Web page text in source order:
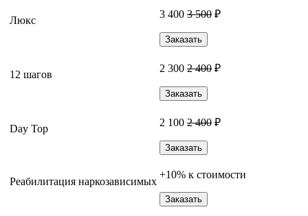
Люкс
3 400 3 500 ₽
Заказать
12 шагов
2 300 2 400 ₽
Заказать
Day Top
2 100 2 400 ₽
Заказать
Реабилитация наркозависимых
+10% к стоимости
Заказать